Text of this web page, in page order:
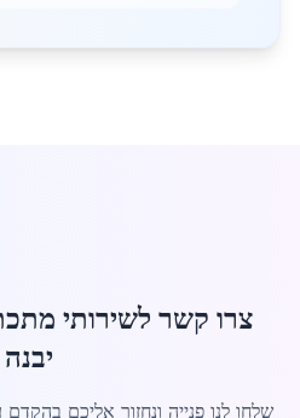
צרו קשר לשירותי
יבנה
שלחו לנו פנייה ונחזור אליכם